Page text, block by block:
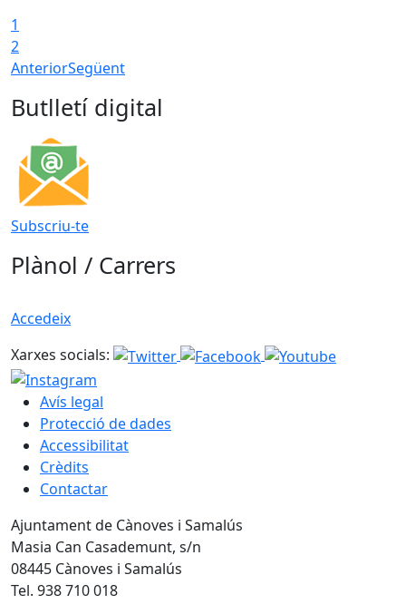
1
2
AnteriorSegüent
Butlletí digital
Subscriu-te
Plànol / Carrers
Accedeix
Xarxes socials:
Avís legal
Protecció de dades
Accessibilitat
Crèdits
Contactar
Ajuntament de Cànoves i Samalús
Masia Can Casademunt, s/n
08445 Cànoves i Samalús
Tel. 938 710 018